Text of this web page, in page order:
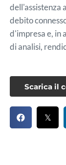
dell'assistenza
debito
d'impresa e, in
di analisi,
Scarica il